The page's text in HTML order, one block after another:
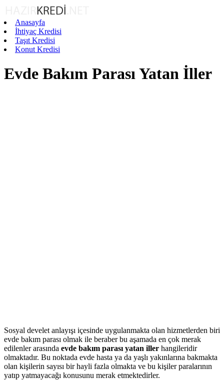
Anasayfa
İhtiyaç Kredisi
Taşıt Kredisi
Konut Kredisi
Evde Bakım Parası Yatan İller
Sosyal develet anlayışı içesinde uygulanmakta olan hizmetlerden biri
evde bakım parası olmak ile beraber bu aşamada en çok merak
edilenler arasında evde bakım parası yatan iller hangileridir
olmaktadır. Bu noktada evde hasta ya da yaşlı yakınlarına bakmakta
olan kişilerin sayısı bir hayli fazla olmakta ve bu kişiler paralarının
yatıp yatmayacağı konusunu merak etmektedirler.